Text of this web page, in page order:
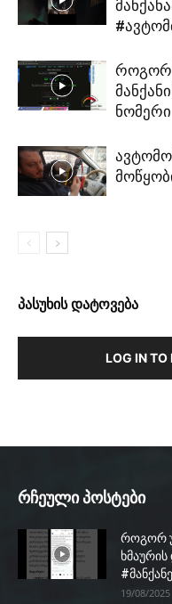
როგორ
ნომერი
პასუხის დატოვება
LOG IN
რჩეული პოსტები
როგორ
19/08/2025